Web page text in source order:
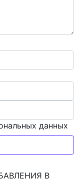
данных
В